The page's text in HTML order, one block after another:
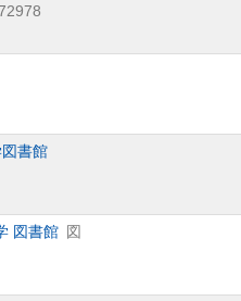
書館
図書館 図